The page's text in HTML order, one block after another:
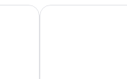
Sleep Inn &